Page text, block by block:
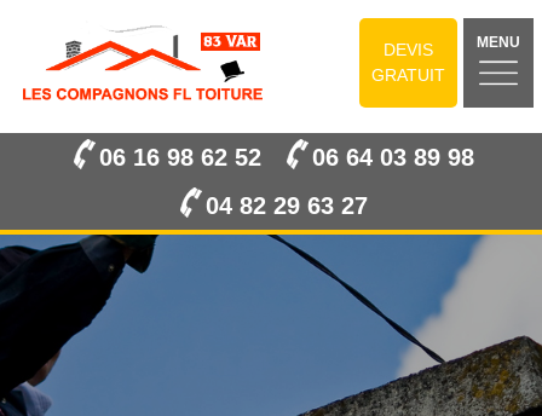
DEVIS
GRATUIT
MENU
06 16 98 62 52
06 64 03 89 98
04 82 29 63 27